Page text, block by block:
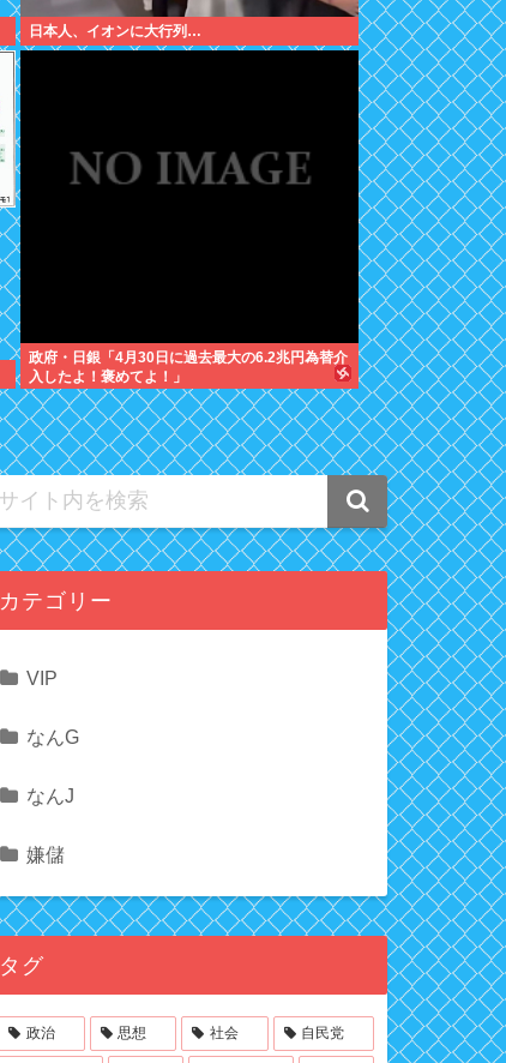
日本人、イオンに大行列…
政府・日銀「4月30日に過去最大の6.2兆円為替介
入したよ！褒めてよ！」
カテゴリー
VIP
なんG
なんJ
嫌儲
タグ
政治 思想 社会 自民党